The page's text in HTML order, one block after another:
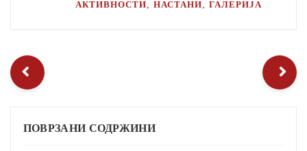
АКТИВНОСТИ ,НАСТАНИ ,ГАЛЕРИЈА
ПОВРЗАНИ СОДРЖИНИ